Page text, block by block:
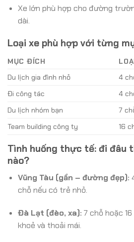
Xe lớn phù hợp cho đường
dài.
Loại xe phù hợp với từng
MỤC ĐÍCH
Du lịch gia đình nhỏ
4
Đi công tác
4
Du lịch nhóm bạn
7
Team building công ty
16
Tình huống thực tế: đi đâu
nào?
Vũng Tàu (gần – đường đẹp):
chỗ nếu có trẻ nhỏ.
Đà Lạt (đèo, xa): 7 chỗ hoặc
khoẻ và thoải mái.